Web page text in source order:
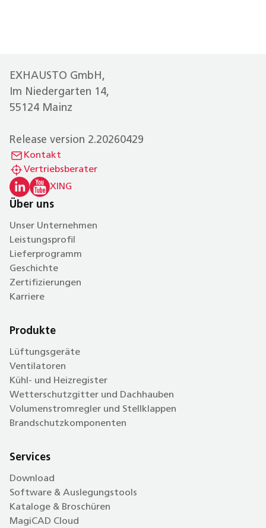
EXHAUSTO GmbH,
Im Niedergarten 14,
55124 Mainz
Release version 2.20260429
Kontakt
Vertriebsberater
XING
Über uns
Unser Unternehmen
Leistungsprofil
Lieferprogramm
Geschichte
Zertifizierungen
Karriere
Produkte
Lüftungsgeräte
Ventilatoren
Kühl- und Heizregister
Wetterschutzgitter und Dachhauben
Volumenstromregler und Stellklappen
Brandschutzkomponenten
Services
Download
Software & Auslegungstools
Kataloge & Broschüren
MagiCAD Cloud